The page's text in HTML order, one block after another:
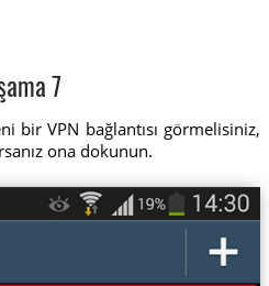
7
bir VPN bağlantısı görmelisiniz,
ona dokunun.